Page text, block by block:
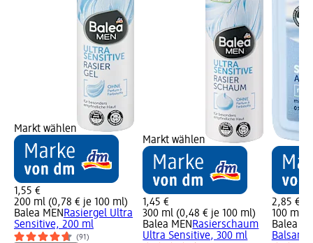
Markt wählen
1,55 €
200 ml (0,78 € je 100 ml)
Balea MEN Rasiergel Ultra
Sensitive, 200 ml
(91)
Markt wählen
1,45 €
300 ml (0,48 € je 100 ml)
Balea MEN Rasierschaum
Ultra Sensitive, 300 ml
2,85 €
100 ml
Balea
Balsam